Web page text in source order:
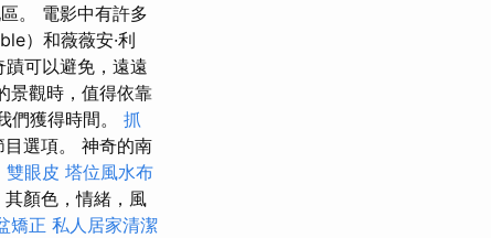
。 電影中有許多
）和薇薇安·利
可以避免，遠遠
景觀時，值得依靠
們獲得時間。 抓
選項。 神奇的南
雙眼皮 塔位風水布
顏色，情緒，風
矯正 私人居家清潔